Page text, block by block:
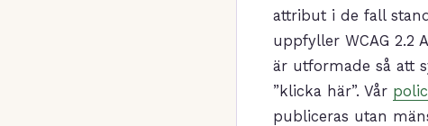
attribut i de fall
uppfyller WCAG 2.2
är utformade så att
”klicka här”. Vår
publiceras utan